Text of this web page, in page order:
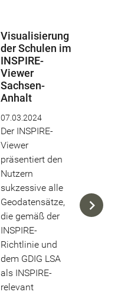
Visualisierung
der Schulen im
INSPIRE-
Viewer
Sachsen-
Anhalt
07.03.2024
Der INSPIRE-
Viewer
präsentiert den
Nutzern
sukzessive alle
Geodatensätze,
die gemäß der
INSPIRE-
Richtlinie und
dem GDIG LSA
als INSPIRE-
relevant